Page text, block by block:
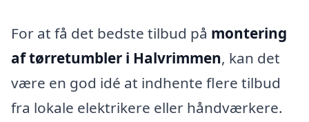
For at få det bedste tilbud på montering
af tørretumbler i Halvrimmen, kan det
være en god idé at indhente flere tilbud
fra lokale elektrikere eller håndværkere.